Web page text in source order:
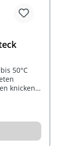
50°C
knicken.